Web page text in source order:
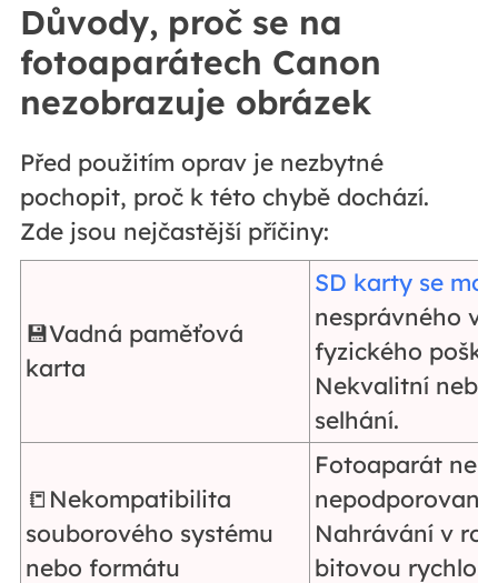
Důvody, proč se na
fotoaparátech Canon
nezobrazuje obrázek
Před použitím oprav je nezbytné
pochopit, proč k této chybě dochází.
Zde jsou nejčastější příčiny:
💾Vadná paměťová
karta
SD karty se
nesprávného
fyzického
Nekvalitní
selhání.
📒Nekompatibilita
souborového systému
nebo formátu
Fotoaparát
Nahrávání v
bitovou